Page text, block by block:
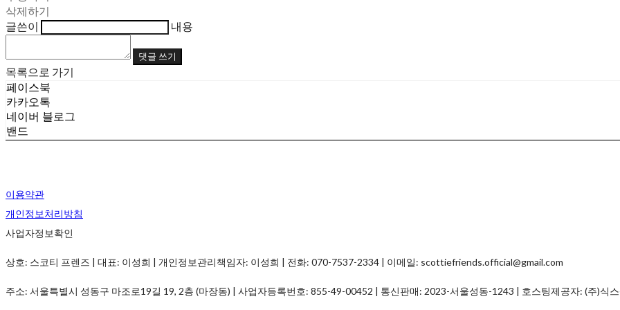
삭제하기
글쓴이
내용
댓글 쓰기
목록으로 가기
페이스북
카카오톡
네이버 블로그
밴드
이용약관
개인정보처리방침
사업자정보확인
상호: 스코티 프렌즈 | 대표: 이성희 | 개인정보관리책임자: 이성희 | 전화: 070-7537-2334 | 이메일: scottiefriends.official@gmail.com
주소: 서울특별시 성동구 마조로19길 19, 2층 (마장동) | 사업자등록번호: 855-49-00452 | 통신판매: 2023-서울성동-1243 | 호스팅제공자: (주)식